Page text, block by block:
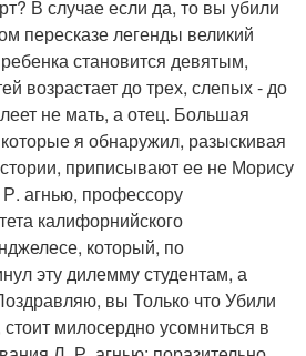
В случае если да, то вы убили
пересказе легенды великий
становится девятым,
возрастает до трех, слепых - до
не мать, а отец. Большая
я обнаружил, разыскивая
приписывают ее не Морису
агнью, профессору
калифорнийского
который, по
эту дилемму студентам, а
вы Только что Убили
милосердно усомниться в